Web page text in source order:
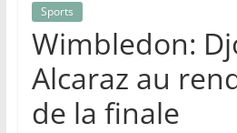
Sports
Wimbledon:
Alcaraz au
de la finale